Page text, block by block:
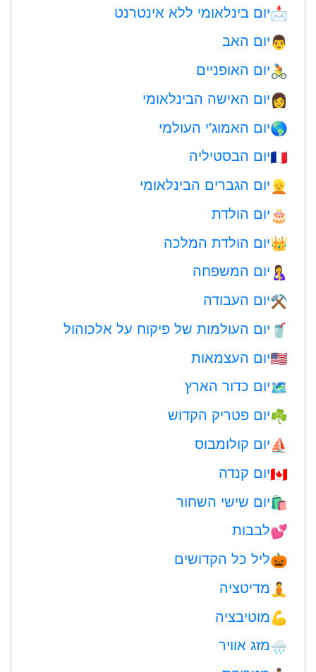
📩יום בינלאומי ללא אינטרנט
👨יום האב
🚴יום האופניים
👩יום האישה הבינלאומי
🌎יום האמוג'י העולמי
🇫🇷יום הבסטיליה
👱 יום הגברים הבינלאומי
🎂 יום הולדת
👑יום הולדת המלכה
🤱 יום המשפחה
⚒️יום העבודה
🥤 יום העולמות של פיקוח על אלכוהול
🇺🇸יום העצמאות
🗺️יום כדור הארץ
☘️יום פטריק הקדוש
⛵️יום קולומבוס
🇨🇦יום קנדה
🛍יום שישי השחור
💕לבבות
🎃ליל כל הקדושים
🧘 מדיטציה
💪מוטיבציה
🌧מזג אוויר